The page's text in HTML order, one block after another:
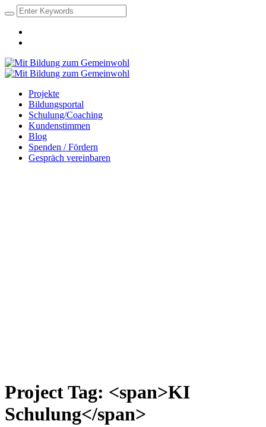
Projekte
Bildungsportal
Schulung/Coaching
Kundenstimmen
Blog
Spenden / Fördern
Gespräch vereinbaren
Project Tag: <span>KI
Schulung</span>